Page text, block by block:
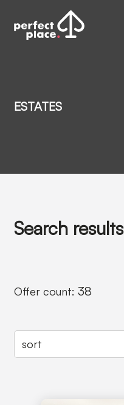
ESTATES
Search results
Offer count: 38